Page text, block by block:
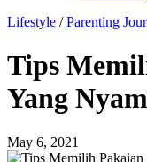
Lifestyle /Parenting
Tips
Yang
May 6, 2021